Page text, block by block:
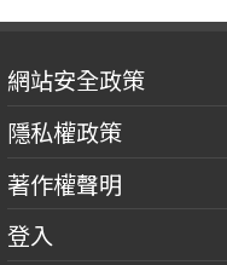
網站安全政策
隱私權政策
著作權聲明
登入